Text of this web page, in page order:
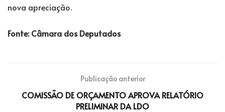
nova apreciação.
Fonte: Câmara dos Deputados
Publicação anterior
COMISSÃO DE ORÇAMENTO APROVA RELATÓRIO
PRELIMINAR DA LDO